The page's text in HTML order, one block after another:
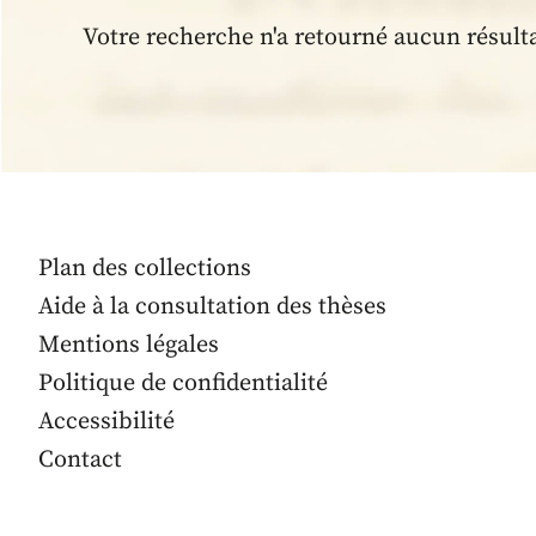
Votre recherche n'a retourné aucun
Plan des collections
Aide à la consultation des thèses
Mentions légales
Politique de confidentialité
Accessibilité
Contact